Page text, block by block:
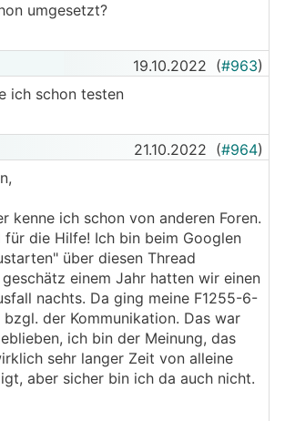
bleibt die Wärmepumpe im
mit dem Arduino schief geht, wird
am Display ausgegeben und die
Alarmmodus.
Binding in openHAB installieren
dazu auch einen Raspberry Pi mit
auf dem dann auch
läuft. Das finde ich aber nicht
mir da nicht robust genug.
Neustart des Pis würde zu
WP führen und ein SD-Kartenfehler
noch nicht weiß ob es openHAB
wird - über Erfahrungen bzw.
ich mich freuen(!) - habe ich
das es ohne openHAB
umgesetzt?
19.10.2022 (#963)
ich schon testen
21.10.2022 (#964)
kenne ich schon von anderen Foren.
für die Hilfe! Ich bin beim Googlen
über diesen Thread
einem Jahr hatten wir einen
nachts. Da ging meine F1255-6-
der Kommunikation. Das war
ich bin der Meinung, das
sehr langer Zeit von alleine
aber sicher bin ich da auch nicht.